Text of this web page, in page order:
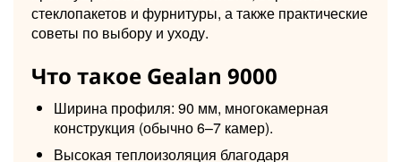
стеклопакетов и фурнитуры, а также практические
советы по выбору и уходу.
Что такое Gealan 9000
Ширина профиля: 90 мм, многокамерная
конструкция (обычно 6–7 камер).
Высокая теплоизоляция благодаря